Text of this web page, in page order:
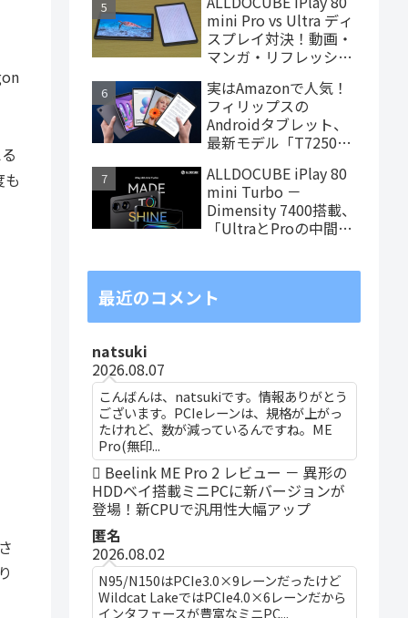
LEDライト
mini Pro vs Ultra ディ
スプレイ対決！動画・
マンガ・リフレッシュ
実はAmazonで人気！
フィリップスの
Androidタブレット、
最新モデル「T7250」
ALLDOCUBE iPlay 80
mini Turbo －
Dimensity 7400搭載、
「UltraとProの中間ス
最近のコメント
natsuki
2026.08.07
こんばんは、natsukiです。情報ありがとう
ございます。PCIeレーンは、規格が上がっ
たけれど、数が減っているんですね。ME
Pro(無印...
Beelink ME Pro 2 レビュー － 異形の
HDDベイ搭載ミニPCに新バージョンが
登場！新CPUで汎用性大幅アップ
匿名
2026.08.02
N95/N150はPCIe3.0×9レーンだったけど
Wildcat LakeではPCIe4.0×6レーンだから
インタフェースが豊富なミニPC...